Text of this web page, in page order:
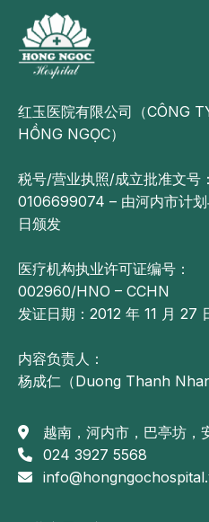
红玉医院有限公司（CÔNG
HỒNG NGỌC）
税号/营业执照/成立批准文号：
0106699074 – 由河内市计
日颁发
医疗机构执业许可证编号：
002960/HNO – CCHN
发证日期：2012 年 11 月 27
内容负责人：
杨成仁（Duong Thanh Nhan
越南，河内市，巴亭坊，
024 3927 5568